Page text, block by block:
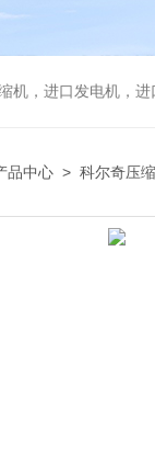
机，进口发电机，
品中心 > 科尔奇压